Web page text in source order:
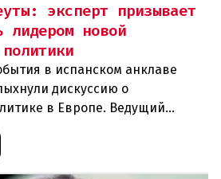
эксперт призывает
лидером новой
в испанском анклаве
дискуссию о
в Европе. Ведущий
Джеральд Кнаус, один из
ЕС-Турция 2016